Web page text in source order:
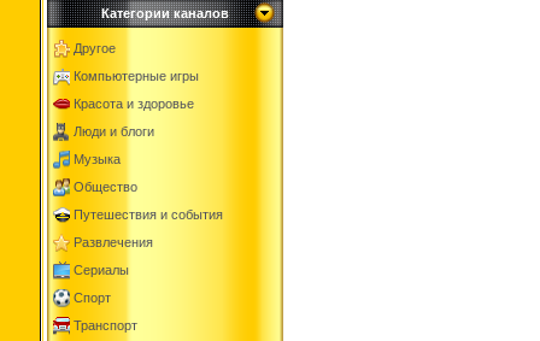
Категории каналов
Другое
Компьютерные игры
Красота и здоровье
Люди и блоги
Музыка
Общество
Путешествия и события
Развлечения
Сериалы
Спорт
Транспорт